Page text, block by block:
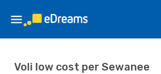
Voli low cost per Sewanee